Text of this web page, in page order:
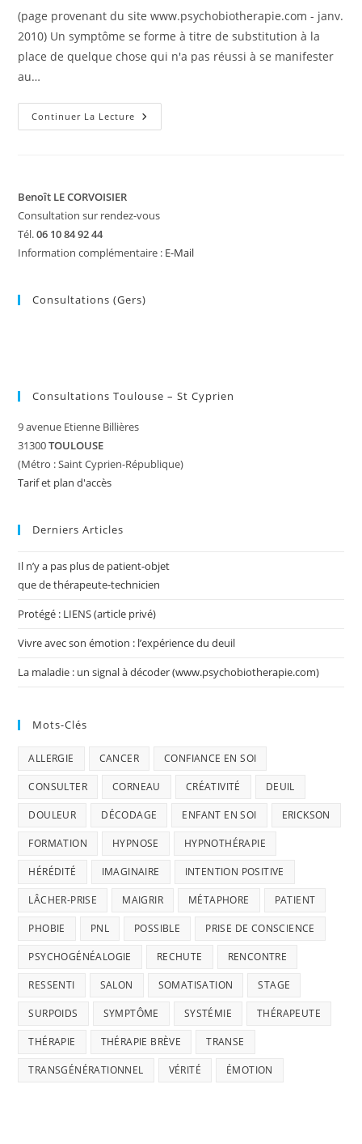
la
publication :
(page provenant du site www.psychobiotherapie.com - janv.
2010) Un symptôme se forme à titre de substitution à la
place de quelque chose qui n'a pas réussi à se manifester
au…
Continuer La Lecture Le
Bio-
Benoît LE CORVOISIER
Consultation sur rendez-vous
Tél.06 10 84 92 44
Information complémentaire : E-Mail
Consultations (Gers)
Consultations Toulouse – St Cyprien
9 avenue Etienne Billières
31300TOULOUSE
(Métro : Saint Cyprien-République)
Tarif et plan d'accès
Derniers Articles
Il n’y a pas plus de patient-objet
que de thérapeute-technicien
Protégé : LIENS (article privé)
Vivre avec son émotion : l’expérience du deuil
La maladie : un signal à décoder (www.psychobiotherapie.com)
Mots-Clés
ALLERGIE CANCER CONFIANCE EN SOI
CONSULTER CORNEAU CRÉATIVITÉ DEUIL
DOULEUR DÉCODAGE ENFANT EN SOI ERICKSON
FORMATION HYPNOSE HYPNOTHÉRAPIE
HÉRÉDITÉ IMAGINAIRE INTENTION POSITIVE
LÂCHER-PRISE MAIGRIR MÉTAPHORE PATIENT
PHOBIE PNL POSSIBLE PRISE DE CONSCIENCE
PSYCHOGÉNÉALOGIE RECHUTE RENCONTRE
RESSENTI SALON SOMATISATION STAGE
SURPOIDS SYMPTÔME SYSTÉMIE THÉRAPEUTE
THÉRAPIE THÉRAPIE BRÈVE TRANSE
TRANSGÉNÉRATIONNEL VÉRITÉ ÉMOTION